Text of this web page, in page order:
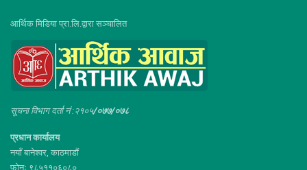
आर्थिक मिडिया प्रा.लि.द्वारा सञ्चालित
सूचना विभाग दर्ता नं :२१०५/०७७/०७८
प्रधान कार्यालय
नयाँ बानेश्वर, काठमाडौं
फोनः ९८५११०६०८०